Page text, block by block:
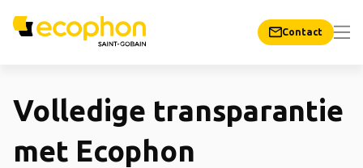
Contact
Volledige transparantie
met Ecophon